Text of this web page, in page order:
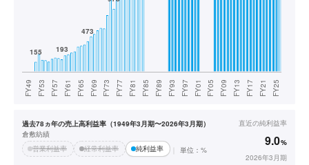
過去78ヵ年の売上高利益率（1949年3月期〜2026年3月期）
倉敷紡績
営業利益率
経常利益率 純利益率 単位：%
直近の純利益率
9.0%
2026年3月期